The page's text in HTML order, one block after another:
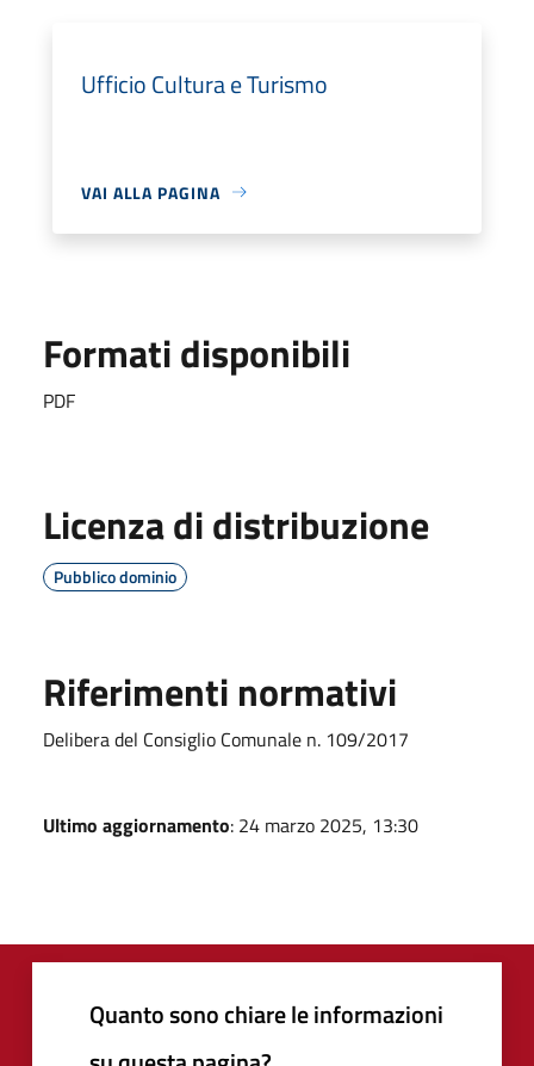
Ufficio Cultura e Turismo
VAI ALLA PAGINA
Formati disponibili
PDF
Licenza di distribuzione
Pubblico dominio
Riferimenti normativi
Delibera del Consiglio Comunale n. 109/2017
Ultimo aggiornamento: 24 marzo 2025, 13:30
Quanto sono chiare le informazioni